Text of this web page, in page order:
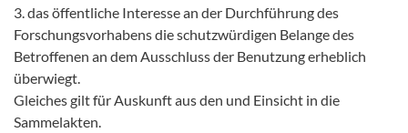
3. das öffentliche Interesse an der Durchführung des
Forschungsvorhabens die schutzwürdigen Belange des
Betroffenen an dem Ausschluss der Benutzung erheblich
überwiegt.
Gleiches gilt für Auskunft aus den und Einsicht in die
Sammelakten.